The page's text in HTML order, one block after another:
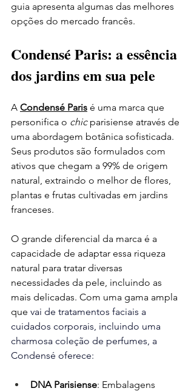
guia apresenta algumas das melhores
opções do mercado francês.
Condensé Paris: a essência
dos jardins em sua pele
A Condensé Paris é uma marca que
personifica o chic parisiense através de
uma abordagem botânica sofisticada.
Seus produtos são formulados com
ativos que chegam a 99% de origem
natural, extraindo o melhor de flores,
plantas e frutas cultivadas em jardins
franceses.
O grande diferencial da marca é a
capacidade de adaptar essa riqueza
natural para tratar diversas
necessidades da pele, incluindo as
mais delicadas. Com uma gama ampla
que vai de tratamentos faciais a
cuidados corporais, incluindo uma
charmosa coleção de perfumes, a
Condensé oferece:
DNA Parisiense: Embalagens